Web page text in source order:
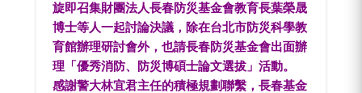
旋即召集財團法人長春防災基金會教育長葉榮晟
博士等人一起討論決議，除在台北市防災科學教
育館辦理研討會外，也請長春防災基金會出面辦
理「優秀消防、防災博碩士論文選拔」活動。
感謝警大林宜君主任的積極規劃聯繫，長春基金